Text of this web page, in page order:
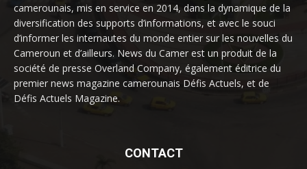
camerounais, mis en service en 2014, dans la dynamique de la
diversification des supports d’informations, et avec le souci
d’informer les internautes du monde entier sur les nouvelles du
Cameroun et d’ailleurs. News du Camer est un produit de la
société de presse Overland Company, également éditrice du
premier news magazine camerounais Défis Actuels, et de
Défis Actuels Magazine.
CONTACT